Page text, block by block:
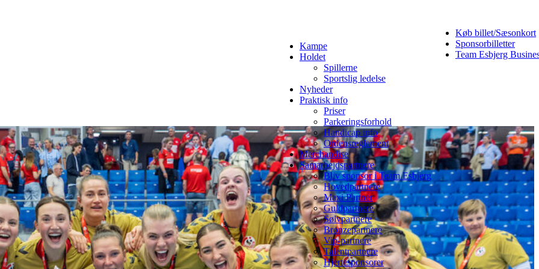
Køb billet/Sæsonkort
Sponsorbilletter
Team Esbjerg
Kampe
Holdet
Spillerne
Sportslig ledelse
Nyheder
Praktisk info
Priser
Parkeringsforhold
Handicap info
Ordensreglement
Merchandise
Samarbejdspartnere
Bliv sponsor i Team Esbjerg
Hovedpartnere
Maxi Partner
Guldpartnere
Sølvpartnere
Bronzepartnere
Vip-partnere
Talentpartnere
Hjertesponsorer